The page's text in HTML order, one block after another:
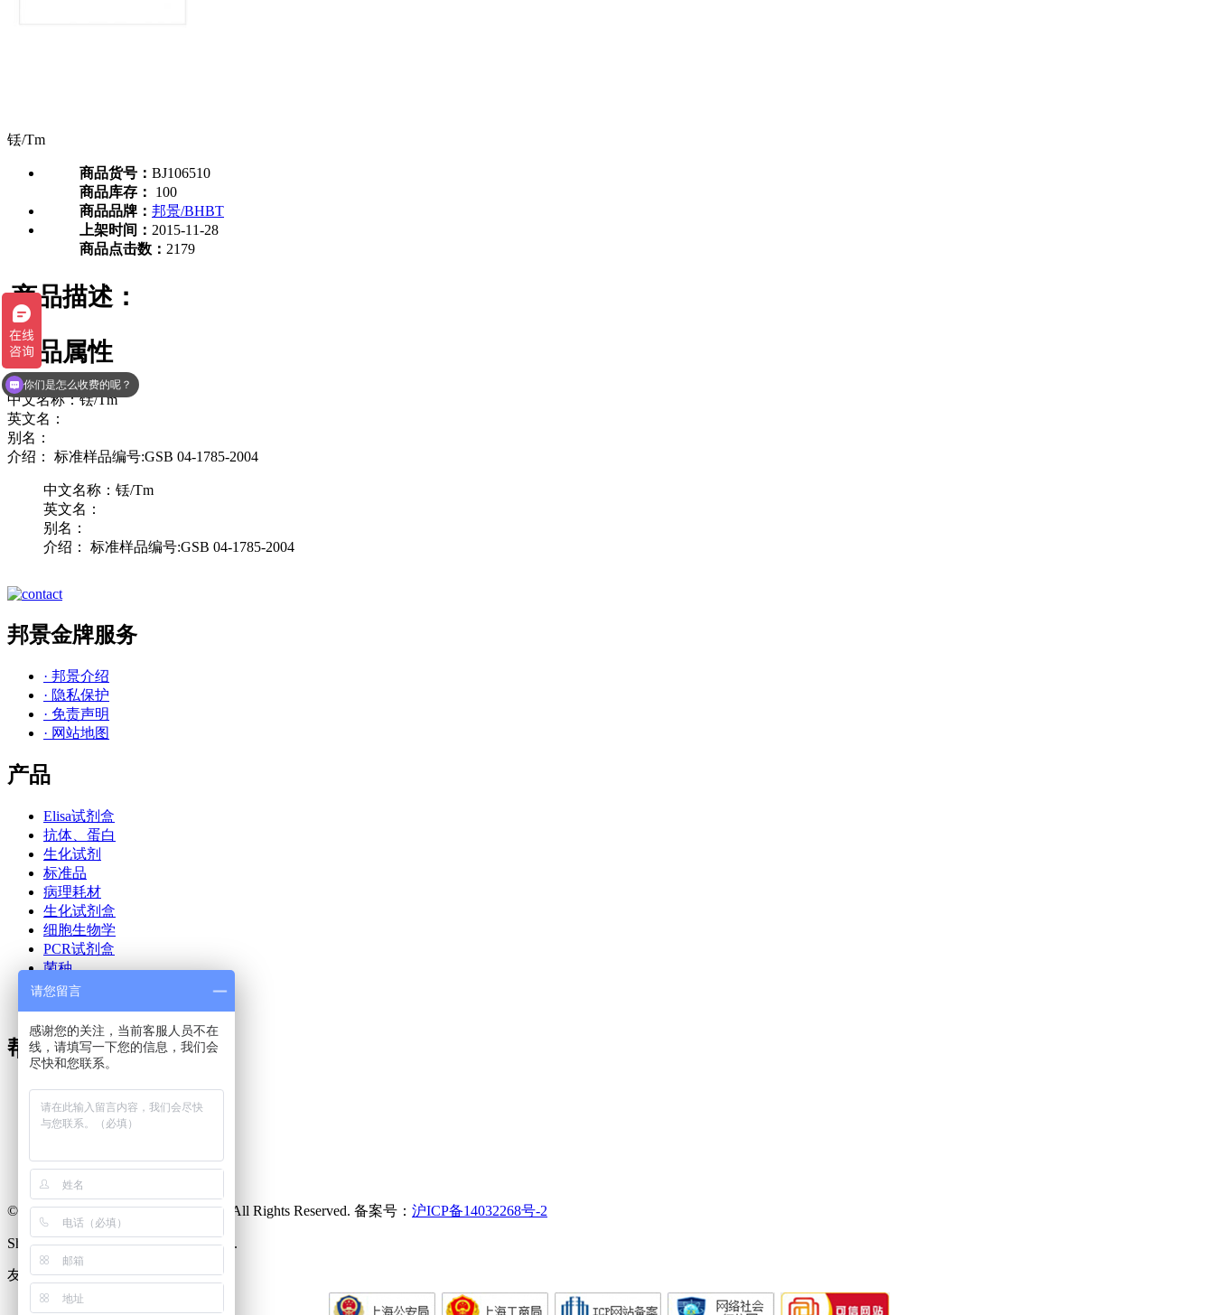
铥/Tm
商品货号： BJ106510
商品库存：
100
商品品牌： 邦景/BHBT
上架时间： 2015-11-28
商品点击数： 2179
商品描述：
商品属性
中文名称：铥/Tm
英文名：
别名：
介绍： 标准样品编号:GSB 04-1785-2004
中文名称：铥/Tm
英文名：
别名：
介绍： 标准样品编号:GSB 04-1785-2004
邦景金牌服务
· 邦景介绍
· 隐私保护
· 免责声明
· 网站地图
产品
Elisa试剂盒
抗体、蛋白
生化试剂
标准品
病理耗材
生化试剂盒
细胞生物学
PCR试剂盒
菌种
技术文章
帮助与支持
· 技术支持
· 技术FAQ
· 购买FAQ
© Copyright 上海邦景实业有限公司 All Rights Reserved. 备案号： 沪ICP备14032268号-2
ShangHai Bang Jing Industrial Co., Ltd.
友情链接：
你们是怎么收费的呢？
请您留言
感谢您的关注，当前客服人员不在
线，请填写一下您的信息，我们会
尽快和您联系。